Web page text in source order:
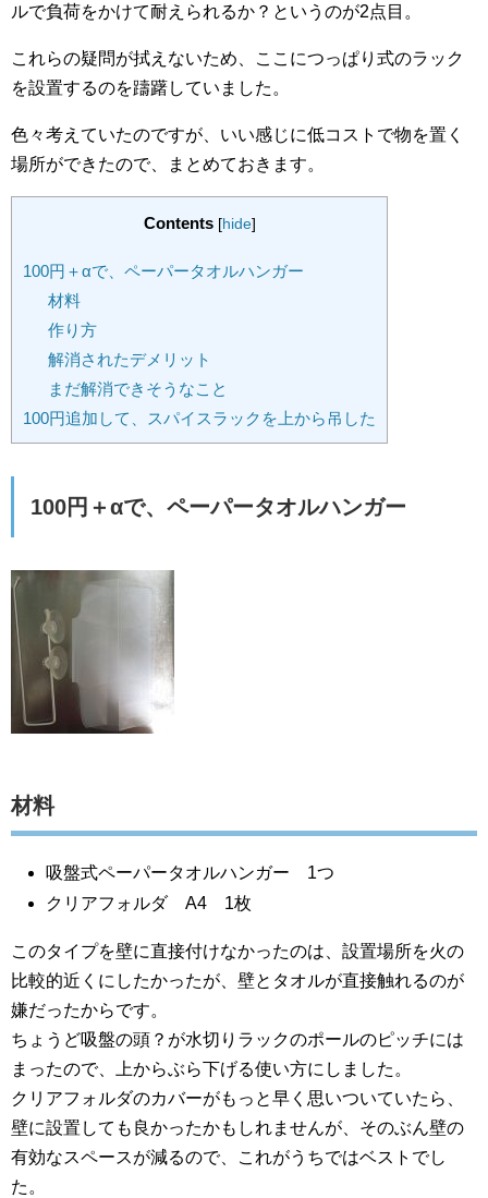
ルで負荷をかけて耐えられるか？というのが2点目。
これらの疑問が拭えないため、ここにつっぱり式のラック
を設置するのを躊躇していました。
色々考えていたのですが、いい感じに低コストで物を置く
場所ができたので、まとめておきます。
Contents [hide]
100円＋αで、ペーパータオルハンガー
材料
作り方
解消されたデメリット
まだ解消できそうなこと
100円追加して、スパイスラックを上から吊した
100円＋αで、ペーパータオルハンガー
材料
吸盤式ペーパータオルハンガー 1つ
クリアフォルダ A4 1枚
このタイプを壁に直接付けなかったのは、設置場所を火の
比較的近くにしたかったが、壁とタオルが直接触れるのが
嫌だったからです。
ちょうど吸盤の頭？が水切りラックのポールのピッチには
まったので、上からぶら下げる使い方にしました。
クリアフォルダのカバーがもっと早く思いついていたら、
壁に設置しても良かったかもしれませんが、そのぶん壁の
有効なスペースが減るので、これがうちではベストでし
た。